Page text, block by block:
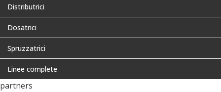
Distributrici
Dosatrici
Spruzzatrici
Linee complete
partners